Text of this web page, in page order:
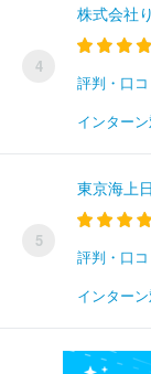
4
株式会社
評判・口コ
インター
5
東京海上
評判・口コ
インター